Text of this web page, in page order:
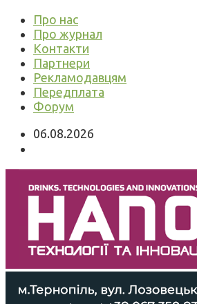
Про нас
Про журнал
Контакти
Партнери
Рекламодавцям
Передплата
Форум
06.08.2026